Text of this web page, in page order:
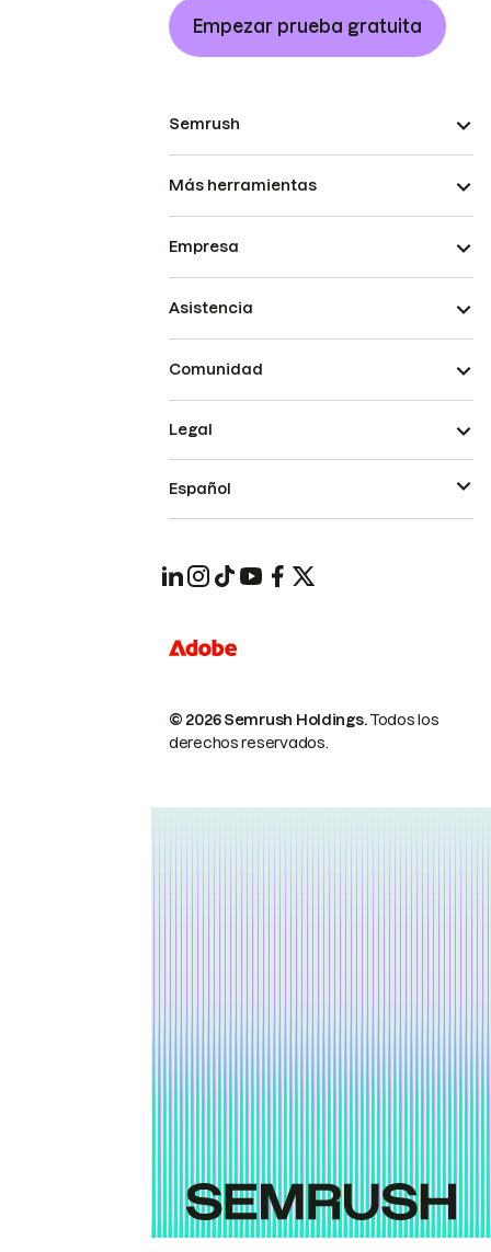
Empezar prueba gratuita
Semrush
Más herramientas
Empresa
Asistencia
Comunidad
© 2026 Semrush Holdings.Todos los
derechos reservados.
Legal
Español